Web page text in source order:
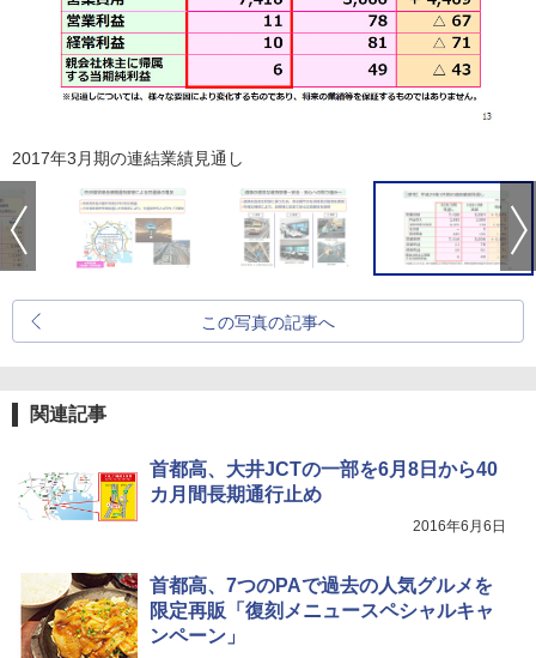
2017年3月期の連結業績見通し
この写真の記事へ
関連記事
首都高、大井JCTの一部を6月8日から40
カ月間長期通行止め
2016年6月6日
首都高、7つのPAで過去の人気グルメを
限定再販「復刻メニュースペシャルキャ
ンペーン」